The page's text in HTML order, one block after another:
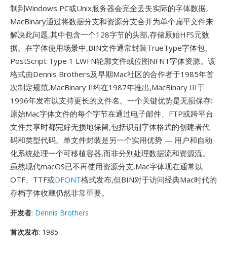
制到Windows PC或Unix服务器会完全丢失实际的字体数据。
MacBinary通过将数据分支和资源分支合并为单个扁平文件来
解决此问题,其中包含一个128字节的头部,存储原始HFS元数
据。在字体使用场景中,BIN文件通常封装TrueType字体包、
PostScript Type 1 LWFN轮廓文件或位图NFNT字体资源。该
格式由Dennis Brothers及早期Mac社区的合作者于1985年首
次制定规范,MacBinary II约在1987年推出,MacBinary III于
1996年发布以支持更长的文件名。一个关键优势是无损保存:
原始Mac字体文件的每个字节在通过电子邮件、FTP或跨平台
文件共享时都完好无损地保留,包括识别字体格式的创建者代
码和类型代码。单文件封装是另一个实用优势 — 用户和自动
化系统处理一个可移植容器,而非分别处理数据流和资源流。
虽然现代macOS已不再使用资源分支,Mac字体现在通常以
OTF、TTF或DFONT格式发布,但BIN对于访问经典Mac时代的
存档字体收藏仍然非常重要。
开发者: Dennis Brothers
首次发布: 1985